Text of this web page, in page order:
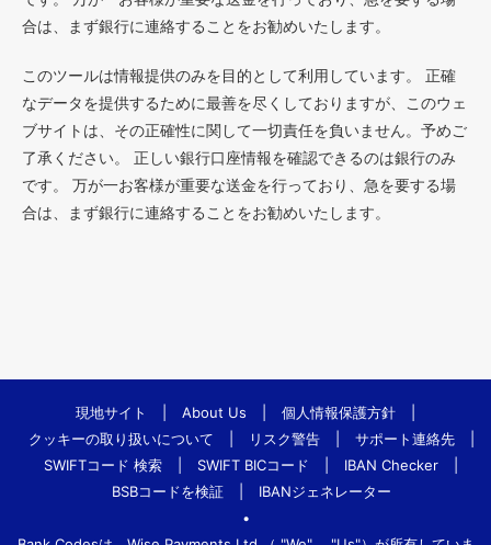
合は、まず銀行に連絡することをお勧めいたします。
このツールは情報提供のみを目的として利用しています。 正確
なデータを提供するために最善を尽くしておりますが、このウェ
ブサイトは、その正確性に関して一切責任を負いません。予めご
了承ください。 正しい銀行口座情報を確認できるのは銀行のみ
です。 万が一お客様が重要な送金を行っており、急を要する場
合は、まず銀行に連絡することをお勧めいたします。
現地サイト About Us 個人情報保護方針
クッキーの取り扱いについて
リスク警告 サポート連絡先
SWIFTコード 検索
SWIFT BICコード IBAN Checker
BSBコードを検証
IBANジェネレーター
•